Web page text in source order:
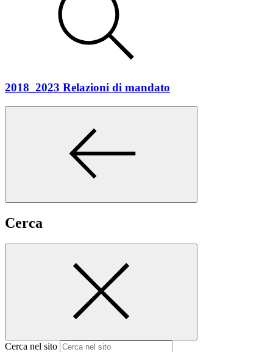
2018_2023 Relazioni di mandato
Cerca
Cerca nel sito